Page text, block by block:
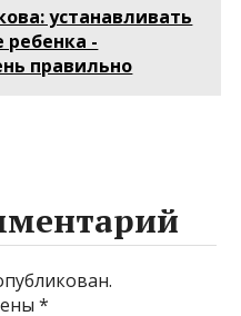
устанавливать
ребенка -
правильно
*